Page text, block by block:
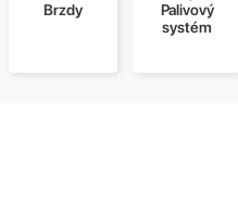
Brzdy
Palivový
systém